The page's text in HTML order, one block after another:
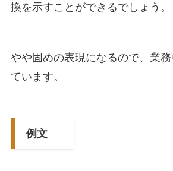
換を示すことができるでしょう。
やや固めの表現になるので、業
ています。
例文